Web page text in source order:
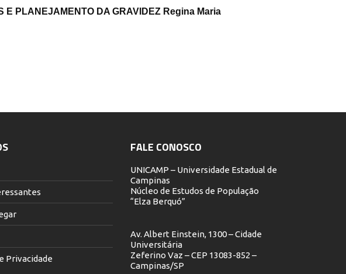
E PLANEJAMENTO DA GRAVIDEZ Regina Maria
Privacidade
FALE CONOSCO
UNICAMP – Universidade Estadual de
Campinas
Núcleo de Estudos de População
“Elza Berquó”
Av. Albert Einstein, 1300 – Cidade
Universitária
Zeferino Vaz – CEP 13083-852 –
Campinas/SP